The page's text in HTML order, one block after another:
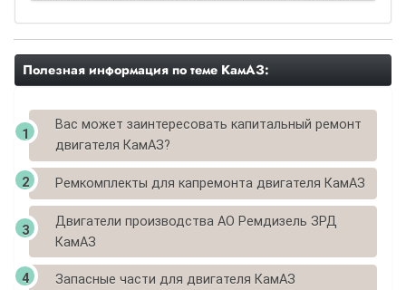
Полезная информация по теме КамАЗ:
Вас может заинтересовать капитальный ремонт
двигателя КамАЗ?
Ремкомплекты для капремонта двигателя КамАЗ
Двигатели производства АО Ремдизель ЗРД
КамАЗ
Запасные части для двигателя КамАЗ